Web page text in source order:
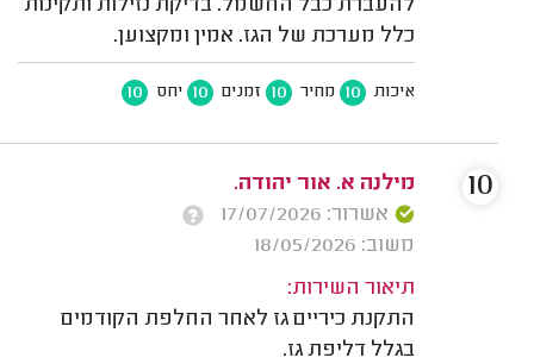
להעברת כבל החשמל. בדיקת נזילות ותקינות
כלל מערכת של הגז. אמין ומקצוען.
איכות 10 מחיר 10 זמנים 10 יחס 10
מילנה א. אור יהודה.
אשרור: 17/07/2026
משוב: 18/05/2026
תיאור השירות:
התקנת כיריים גז לאחר החלפת הקודמים
בגלל דליפת גז.
10